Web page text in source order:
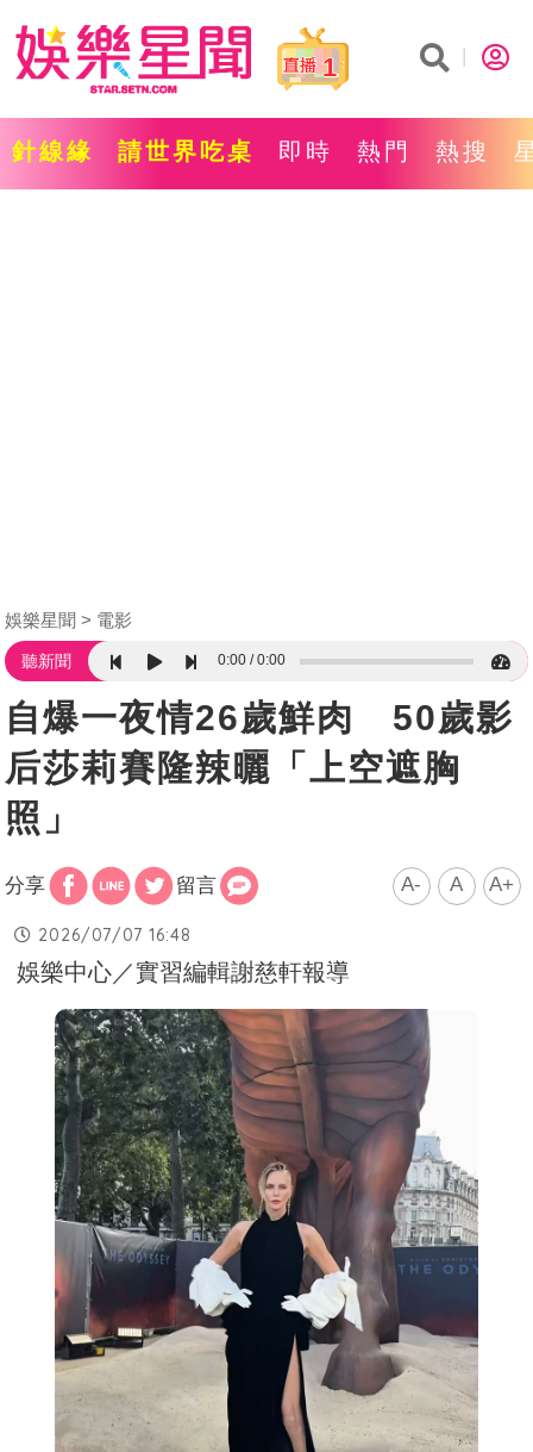
1
針線緣 請世界吃桌 即時 熱門 熱搜
娛樂星聞 電影
聽新聞 0:00 0:00
自爆一夜情26歲鮮肉 50歲影
后莎莉賽隆辣曬「上空遮胸
照」
分享 留言 A- A A+
2026/07/07 16:48
娛樂中心／實習編輯謝慈軒報導